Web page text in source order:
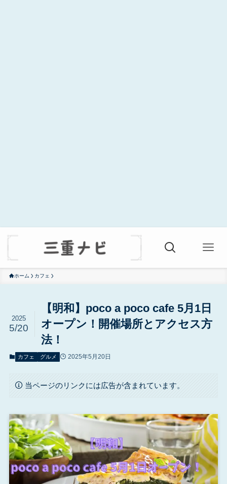
ホーム カフェ
【明和】poco a poco cafe 5月1日
オープン！開催場所とアクセス方
法！
2025
5/20
カフェ グルメ 2025年5月20日
当ページのリンクには広告が含まれています。